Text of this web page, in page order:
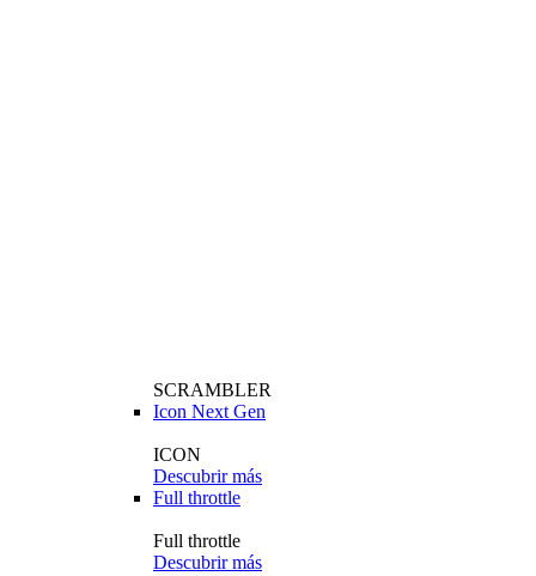
SCRAMBLER
Icon Next Gen
ICON
Descubrir más
Full throttle
Full throttle
Descubrir más